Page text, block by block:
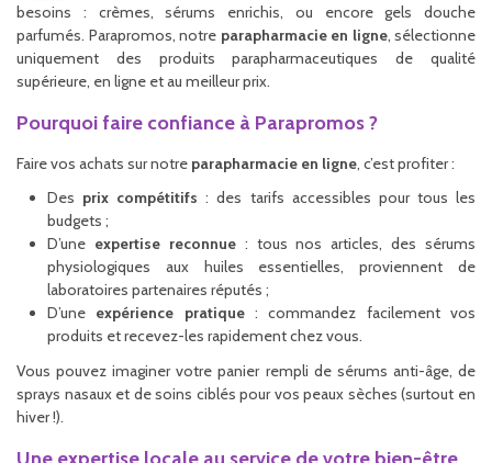
besoins : crèmes, sérums enrichis, ou encore gels douche
parfumés. Parapromos, notre parapharmacie en ligne, sélectionne
uniquement des produits parapharmaceutiques de qualité
supérieure, en ligne et au meilleur prix.
Pourquoi faire confiance à Parapromos ?
Faire vos achats sur notre parapharmacie en ligne, c’est profiter :
Des prix compétitifs : des tarifs accessibles pour tous les
budgets ;
D’une expertise reconnue: tous nos articles, des sérums
physiologiques aux huiles essentielles, proviennent de
laboratoires partenaires réputés ;
D’une expérience pratique: commandez facilement vos
produits et recevez-les rapidement chez vous.
Vous pouvez imaginer votre panier rempli de sérums anti-âge, de
sprays nasaux et de soins ciblés pour vos peaux sèches (surtout en
hiver !).